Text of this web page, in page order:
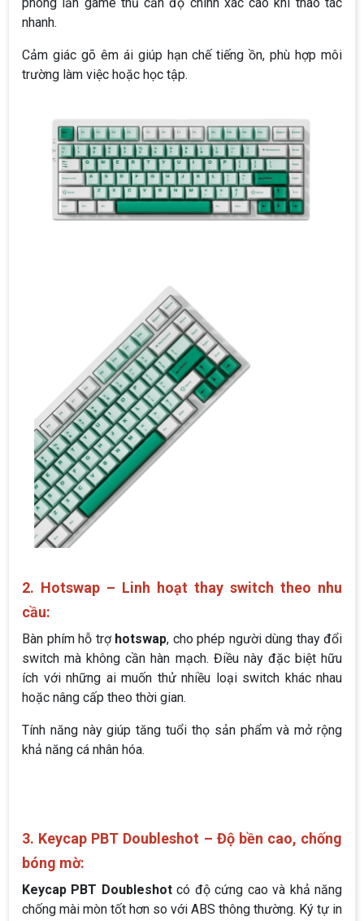
nhanh.
Cảm giác gõ êm ái giúp hạn chế tiếng ồn, phù hợp môi
trường làm việc hoặc học tập.
2. Hotswap – Linh hoạt thay switch theo nhu
cầu:
Bàn phím hỗ trợ hotswap, cho phép người dùng thay đổi
switch mà không cần hàn mạch. Điều này đặc biệt hữu
ích với những ai muốn thử nhiều loại switch khác nhau
hoặc nâng cấp theo thời gian.
Tính năng này giúp tăng tuổi thọ sản phẩm và mở rộng
khả năng cá nhân hóa.
3. Keycap PBT Doubleshot – Độ bền cao, chống
bóng mờ:
Keycap PBT Doubleshotcó độ cứng cao và khả năng
chống mài mòn tốt hơn so với ABS thông thường. Ký tự in